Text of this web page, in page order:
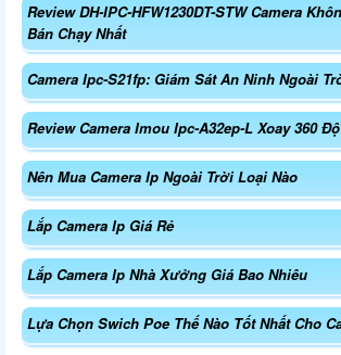
Review DH-IPC-HFW1230DT-STW Camera
Bán Chạy Nhất
Camera Ipc-S21fp: Giám Sát An Ninh Ngoài
Review Camera Imou Ipc-A32ep-L Xoay 360 Độ
Nên Mua Camera Ip Ngoài Trời Loại Nào
Lắp Camera Ip Giá Rẻ
Lắp Camera Ip Nhà Xưởng Giá Bao Nhiêu
Lựa Chọn Swich Poe Thế Nào Tốt Nhất Cho